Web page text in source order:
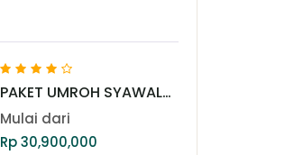
PAKET UMROH SYAWAL
17 MARET 2027
Mulai dari
Rp 30,900,000